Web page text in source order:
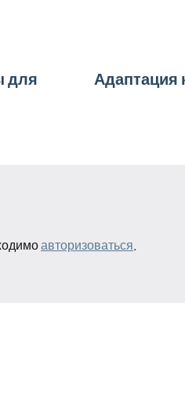
для
Адаптация
авторизоваться